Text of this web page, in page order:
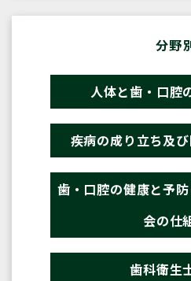
分野
人体と歯・口腔
疾病の成り立ち及
歯・口腔の健康と予
会の仕
歯科衛生